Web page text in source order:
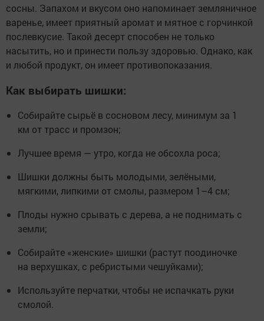
сосны. Запахом и вкусом оно напоминает земляничное
варенье, имеет приятный аромат и мятное с горчинкой
послевкусие. Такой десерт способен не только
насытить, но и принести пользу здоровью. Однако, как
и любой продукт, он имеет противопоказания.
Как выбирать шишки:
Собирайте сырьё в сосновом лесу, минимум за 1
км от трасс и промзон;
Лучшее время — утро, когда не обсохла роса;
Шишки должны быть молодыми, зелёными,
мягкими, липкими от смолы, размером 1–4 см;
Плоды нужно срывать с дерева, а не поднимать с
земли;
Собирайте «женские» шишки (растут поодиночке
на верхушках, с ребристыми чешуйками);
Используйте перчатки, чтобы не испачкать руки
смолой.